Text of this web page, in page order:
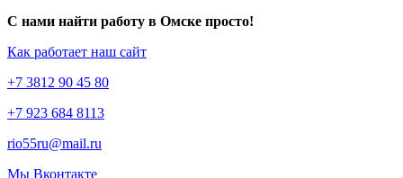
С нами найти работу в Омске просто!
Как работает наш сайт
+7 3812 90 45 80
+7 923 684 8113
rio55ru@mail.ru
Мы Вконтакте